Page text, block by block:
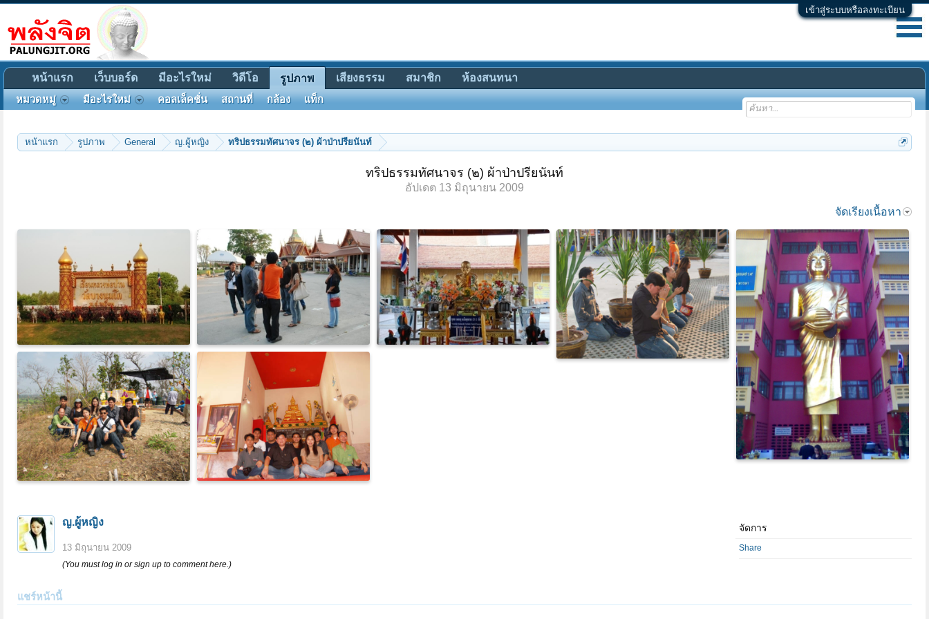
เข้าสู่ระบบหรือลงทะเบียน
หน้าแรก รูปภาพ General ญ.ผู้หญิง ทริปธรรมทัศนาจร (๒) ผ้าป่าปรียนันท์
ทริปธรรมทัศนาจร (๒) ผ้าป่าปรียนันท์
อัปเดต 13 มิถุนายน 2009
จัดเรียงเนื้อหา
ญ.ผู้หญิง
13 มิถุนายน 2009
(You must log in or sign up to comment here.)
จัดการ
Share
แชร์หน้านี้
หน้าแรก เว็บบอร์ด มีอะไรใหม่ วิดีโอ รูปภาพ
หมวดหมู่ มีอะไรใหม่ คอลเล็คชั่น สถานที่ กล้อง แท็ก
เสียงธรรม สมาชิก ห้องสนทนา